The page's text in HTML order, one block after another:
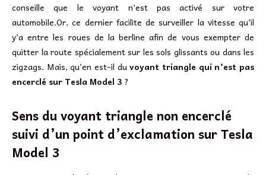
conseille que le voyant n’est pas activé sur votre
automobile.Or, ce dernier facilite de surveiller la vitesse qu’il
y’a entre les roues de la berline afin de vous exempter de
quitter la route spécialement sur les sols glissants ou dans les
zigzags. Mais, qu’en est-il duvoyant triangle qui n’est pas
encerclé sur Tesla Model 3 ?
Sens du voyant triangle non encerclé
suivi d’un point d’exclamation surTesla
Model 3